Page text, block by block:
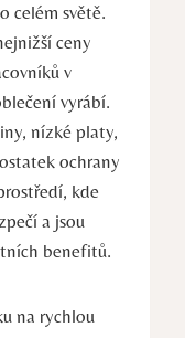
celém světě.
ceny
v
vyrábí.
nízké platy,
ochrany
kde
a jsou
benefitů.
na rychlou